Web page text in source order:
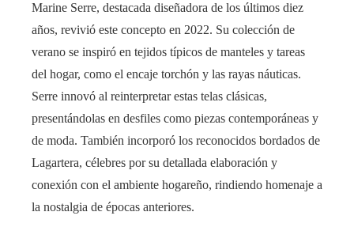
Marine Serre, destacada diseñadora de los últimos diez
años, revivió este concepto en 2022. Su colección de
verano se inspiró en tejidos típicos de manteles y tareas
del hogar, como el encaje torchón y las rayas náuticas.
Serre innovó al reinterpretar estas telas clásicas,
presentándolas en desfiles como piezas contemporáneas y
de moda. También incorporó los reconocidos bordados de
Lagartera, célebres por su detallada elaboración y
conexión con el ambiente hogareño, rindiendo homenaje a
la nostalgia de épocas anteriores.